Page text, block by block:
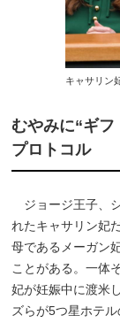
キャサリン
むやみに“ギ
プロトコル
ジョージ王子、
れたキャサリン妃
母であるメーガン
ことがある。一体
妃が妊娠中に渡米
ズらが5つ星ホテ